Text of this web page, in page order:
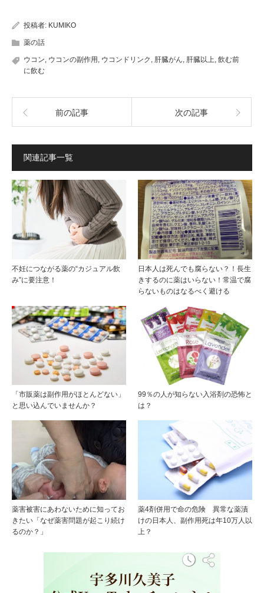
投稿者: KUMIKO
薬の話
ウコン, ウコンの副作用 , ウコンドリンク , 肝臓がん, 肝臓以上, 飲む前
に飲む
前の記事 次の記事
関連記事一覧
不妊につながる薬の“カジュアル飲
み”に要注意！
日本人は死んでも腐らない？！長生
きするのに薬はいらない！常温で腐
らないものはなるべく避ける
「市販薬は副作用がほとんどない」
と思い込んでいませんか？
99％の人が知らない入浴剤の恐怖と
は？
薬害被害にあわないために知ってお
きたい「なぜ薬害問題が起こり続け
るのか？」
薬4剤併用で命の危険 異常な薬漬
けの日本人、副作用死は年10万人以
上？